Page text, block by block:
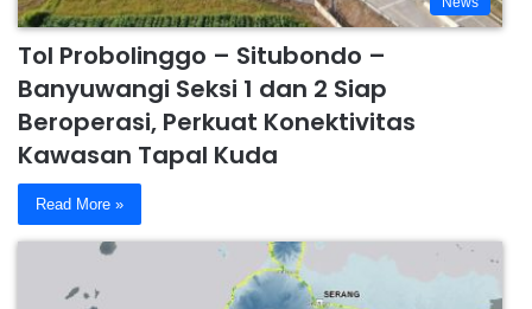
Tol Probolinggo – Situbondo –
Banyuwangi Seksi 1 dan 2 Siap
Beroperasi, Perkuat Konektivitas
Kawasan Tapal Kuda
Read More »